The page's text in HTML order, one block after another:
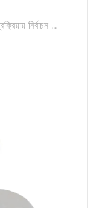
নির্বাচন ...